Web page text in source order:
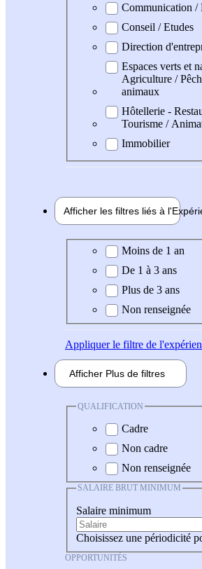
Communication /
Conseil / Etudes
Direction
Espaces verts et
Agriculture /
animaux
Hôtellerie -
Tourisme /
Immobilier
Afficher les filtres liés à l'
Expérience demandée
Moins de 1 an
De 1 à 3 ans
Plus de 3 ans
Non renseignée
Appliquerle filtre de
Afficher Plus de filtres
QUALIFICATION
Cadre
Non cadre
Non renseignée
SALAIRE BRUT MINIMUM
Salaire minimum
Choisissez une périodicité
OPPORTUNITÉS